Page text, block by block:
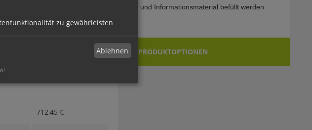
712,45 €
und Informationsmaterial befüllt werden.
PRODUKTOPTIONEN
zu gewährleisten
Ablehnen